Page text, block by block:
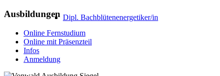
Dipl. Bachblütenenergetiker/in
Ausbildungen
Online Fernstudium
Online mit Präsenzteil
Infos
Anmeldung